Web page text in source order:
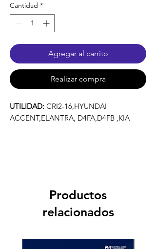
Cantidad *
Agregar al carrito
Realizar compra
UTILIDAD: CRI2-16,HYUNDAI
ACCENT,ELANTRA, D4FA,D4FB ,KIA
Productos
relacionados